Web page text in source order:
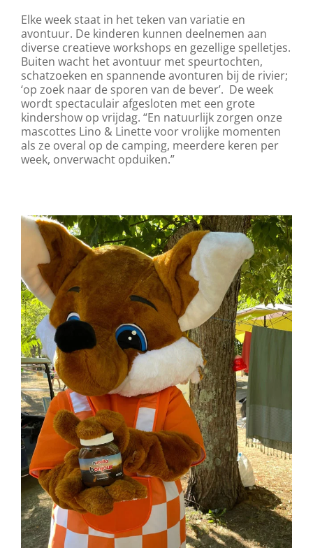
Elke week staat in het teken van variatie en
avontuur. De kinderen kunnen deelnemen aan
diverse creatieve workshops en gezellige spelletjes.
Buiten wacht het avontuur met speurtochten,
schatzoeken en spannende avonturen bij de rivier;
‘op zoek naar de sporen van de bever’. De week
wordt spectaculair afgesloten met een grote
kindershow op vrijdag. “En natuurlijk zorgen onze
mascottes Lino & Linette voor vrolijke momenten
als ze overal op de camping, meerdere keren per
week, onverwacht opduiken.”